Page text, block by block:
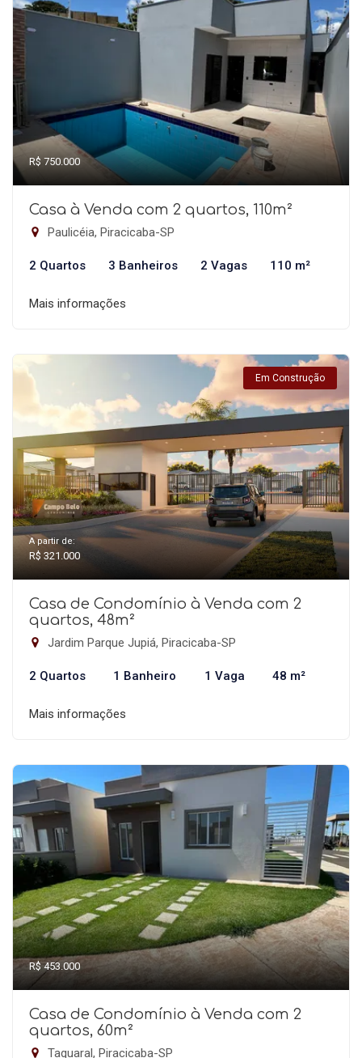
R$ 750.000
Casa à Venda com 2 quartos, 110m²
Paulicéia, Piracicaba-SP
2 Quartos 3 Banheiros 2 Vagas 110 m²
Mais informações
Em Construção
A partir de:
R$ 321.000
Casa de Condomínio à Venda com 2
quartos, 48m²
Jardim Parque Jupiá, Piracicaba-SP
2 Quartos 1 Banheiro 1 Vaga 48 m²
Mais informações
R$ 453.000
Casa de Condomínio à Venda com 2
quartos, 60m²
Taquaral, Piracicaba-SP